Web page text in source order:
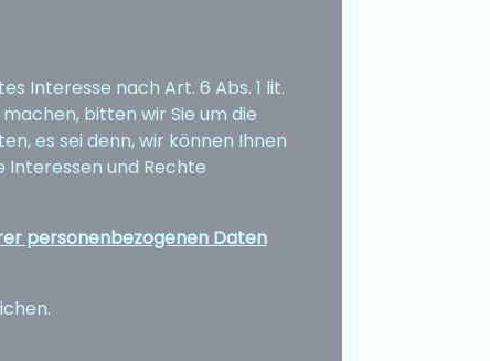
Interesse nach Art. 6 Abs. 1 lit.
bitten wir Sie um die
es sei denn, wir können Ihnen
Interessen und Rechte
personenbezogenen Daten